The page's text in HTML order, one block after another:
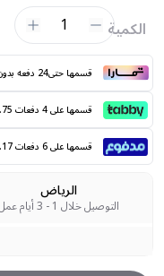
الكمية 1
قسمها حتى24 دفعه بدون رسوم تأخير. متوافقة مع الشريعة الإسلامية
قسمها على 4 دفعات 19.75 تقسيط بدون فوائد. متوافق مع الشريعة
قسمها على 6 دفعات 13.17 تقسيط بدون فوائد. متوافق مع الشريعة
الرياض
التوصيل خلال 1 - 3 أيام عمل